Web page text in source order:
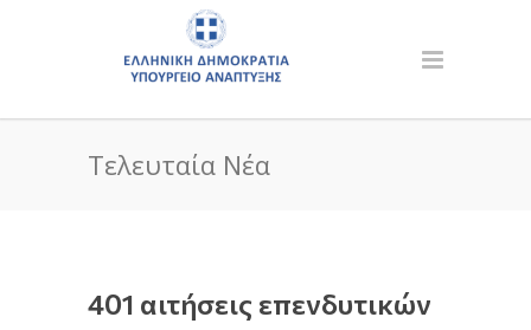
Τελευταία Νέα
401 αιτήσεις επενδυτικών